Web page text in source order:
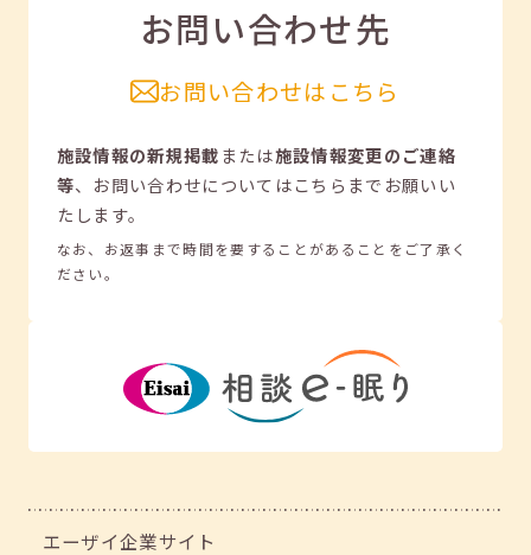
お問い合わせ先
お問い合わせはこちら
施設情報の新規掲載または施設情報変更のご連絡
等、 お問い合わせについてはこちらまでお願いい
たします。
なお、お返事まで時間を要することがあることをご了承く
ださい。
エーザイ企業サイト